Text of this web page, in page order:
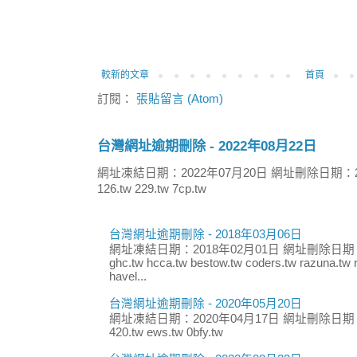
較新的文章 首頁
訂閱： 張貼留言 (Atom)
台灣網址逾期刪除 - 2022年08月22日
網址凍結日期：2022年07月20日 網址刪除日期
126.tw 229.tw 7cp.tw
台灣網址逾期刪除 - 2018年03月06日
網址凍結日期：2018年02月01日 網址刪除日
ghc.tw hcca.tw bestow.tw coders.tw razuna.tw
havel...
台灣網址逾期刪除 - 2020年05月20日
網址凍結日期：2020年04月17日 網址刪除日
420.tw ews.tw 0bfy.tw